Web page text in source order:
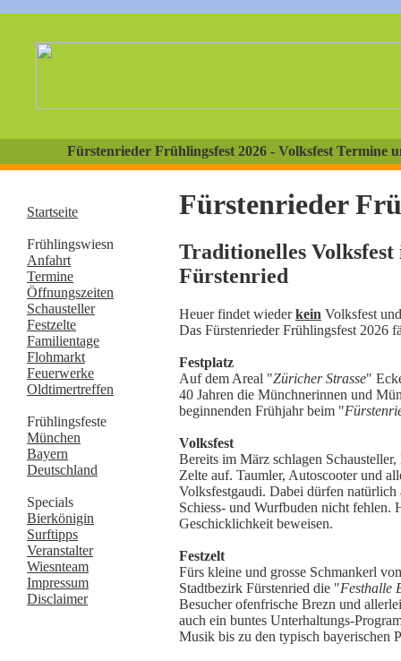
Fürstenrieder Frühlingsfest 2026 - Volksfest
Startseite
Frühlingswiesn
Anfahrt
Termine
Öffnungszeiten
Schausteller
Festzelte
Familientage
Flohmarkt
Feuerwerke
Oldtimertreffen
Frühlingsfeste
München
Bayern
Deutschland
Specials
Bierkönigin
Surftipps
Veranstalter
Wiesnteam
Impressum
Disclaimer
Fürstenrieder
Traditionelles
Fürstenried
Heuer findet wiederkein Volksfest
Das Fürstenrieder Frühlingsfest 2026
Festplatz
Auf dem Areal "Züricher Strasse"
40 Jahren die Münchnerinnen und
beginnenden Frühjahr beim "
Volksfest
Bereits im März schlagen
Zelte auf. Taumler, Autoscooter und
Volksfestgaudi. Dabei dürfen
Schiess- und Wurfbuden nicht fehlen.
Geschicklichkeit beweisen.
Festzelt
Fürs kleine und grosse Schmankerl
Stadtbezirk Fürstenried die "Festhalle
Besucher ofenfrische Brezn und
auch ein buntes Unterhaltungs-
Musik bis zu den typisch bayerischen